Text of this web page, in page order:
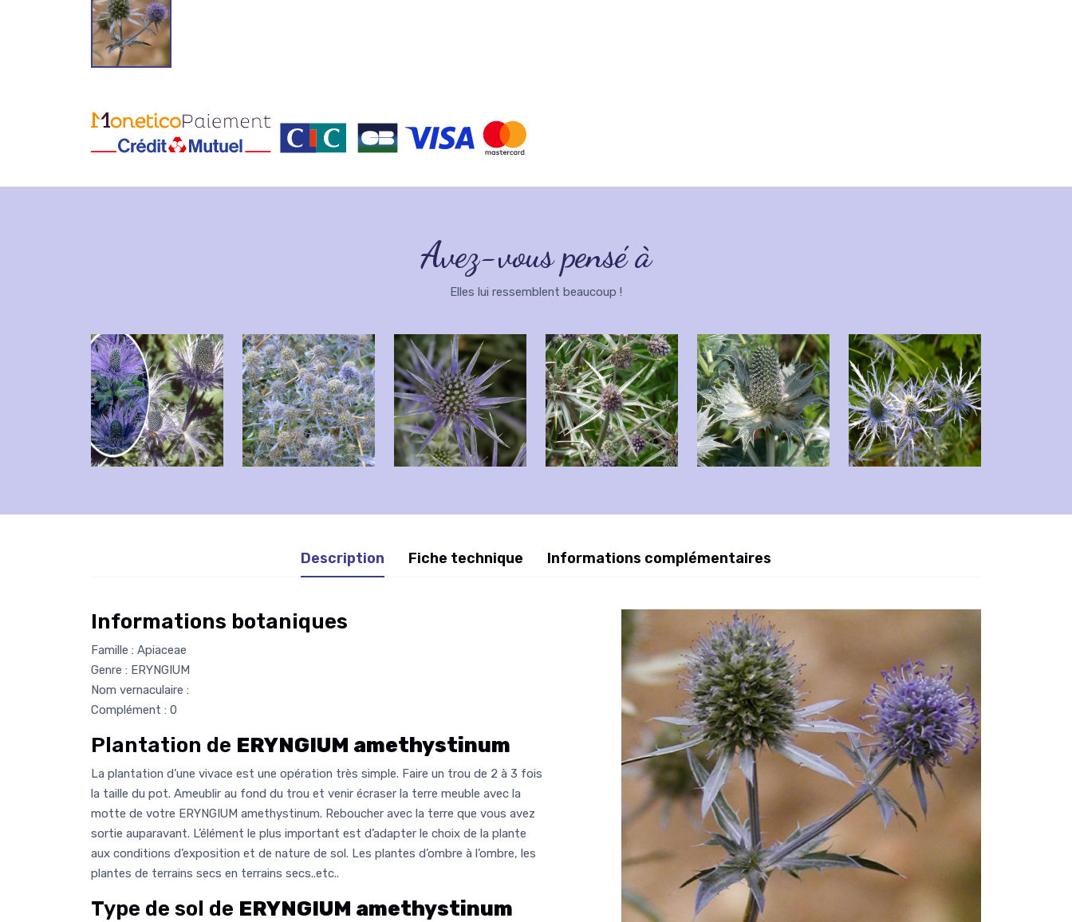
Avez-vous pensé à
Elles lui ressemblent beaucoup !
Description Fiche technique Informations complémentaires
Informations botaniques
Famille : Apiaceae
Genre : ERYNGIUM
Nom vernaculaire :
Complément : 0
Plantation de ERYNGIUM amethystinum
La plantation d’une vivace est une opération très simple. Faire un trou de 2 à 3 fois
la taille du pot. Ameublir au fond du trou et venir écraser la terre meuble avec la
motte de votre ERYNGIUM amethystinum. Reboucher avec la terre que vous avez
sortie auparavant. L’élément le plus important est d’adapter le choix de la plante
aux conditions d’exposition et de nature de sol. Les plantes d’ombre à l’ombre, les
plantes de terrains secs en terrains secs..etc..
Type de sol de ERYNGIUM amethystinum